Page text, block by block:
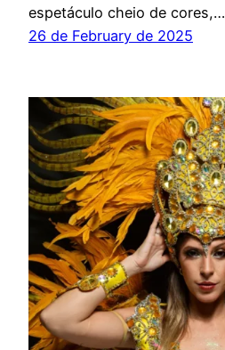
espetáculo cheio de cores,…
26 de February de 2025